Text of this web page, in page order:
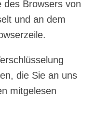
des Browsers von
und an dem
die Sie an uns
mitgelesen